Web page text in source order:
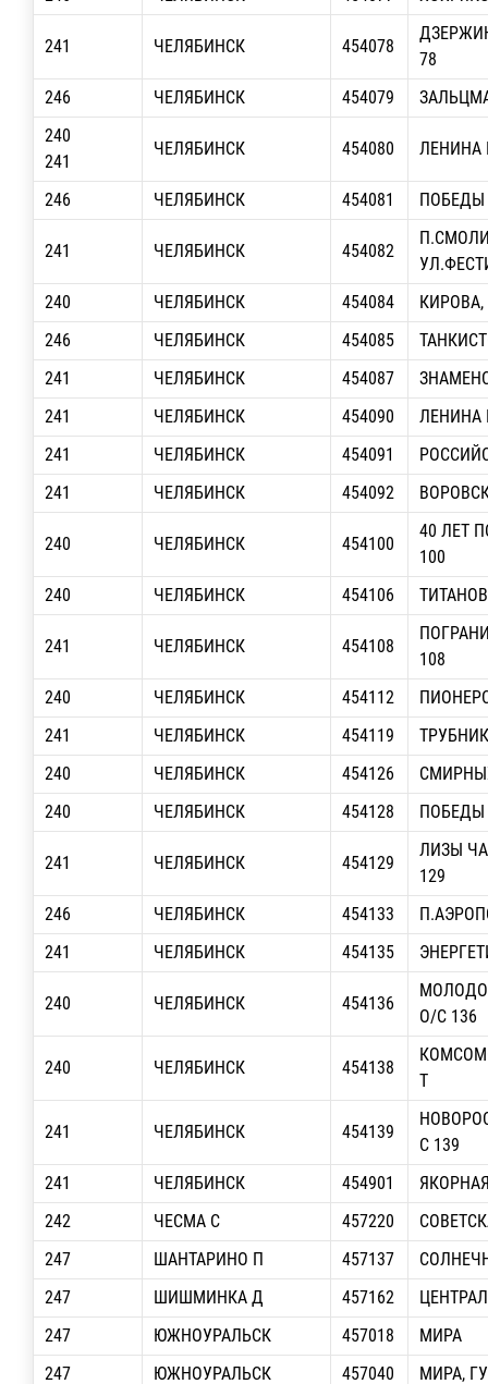
241 ЧЕЛЯБИНСК 454078
78
246
ЧЕЛЯБИНСК 454079
240
241
ЧЕЛЯБИНСК 454080 ЛЕНИНА
246 ЧЕЛЯБИНСК 454081 ПОБЕДЫ
241 ЧЕЛЯБИНСК 454082
240
ЧЕЛЯБИНСК 454084
КИРОВА,
246
ЧЕЛЯБИНСК 454085
241
ЧЕЛЯБИНСК 454087
241
ЧЕЛЯБИНСК 454090
ЛЕНИНА
241
ЧЕЛЯБИНСК 454091
241
ЧЕЛЯБИНСК 454092
240 ЧЕЛЯБИНСК 454100
40 ЛЕТ
100
240
ЧЕЛЯБИНСК 454106
241 ЧЕЛЯБИНСК 454108
108
240
ЧЕЛЯБИНСК 454112
241
ЧЕЛЯБИНСК 454119
240
ЧЕЛЯБИНСК 454126
240
ЧЕЛЯБИНСК 454128 ПОБЕДЫ
241 ЧЕЛЯБИНСК 454129
ЛИЗЫ
129
246
ЧЕЛЯБИНСК 454133
241
ЧЕЛЯБИНСК 454135
240 ЧЕЛЯБИНСК 454136
О/С 136
240 ЧЕЛЯБИНСК 454138
Т
241 ЧЕЛЯБИНСК 454139
С 139
241
ЧЕЛЯБИНСК 454901
242
ЧЕСМА С 457220
247
ШАНТАРИНО П 457137
247
ШИШМИНКА Д 457162
247
ЮЖНОУРАЛЬСК 457018
МИРА
247
ЮЖНОУРАЛЬСК 457040 МИРА,